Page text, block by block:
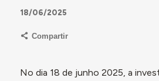
18/06/2025
Compartir
No dia 18 de junho 2025, a